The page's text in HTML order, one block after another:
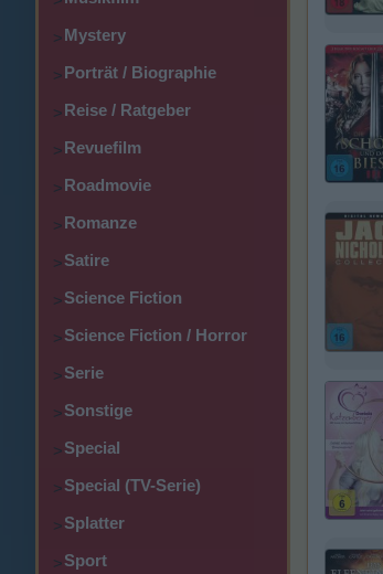
>Mystery
>Porträt / Biographie
>Reise / Ratgeber
>Revuefilm
>Roadmovie
>Romanze
>Satire
>Science Fiction
>Science Fiction / Horror
>Serie
>Sonstige
>Special
>Special (TV-Serie)
>Splatter
>Sport